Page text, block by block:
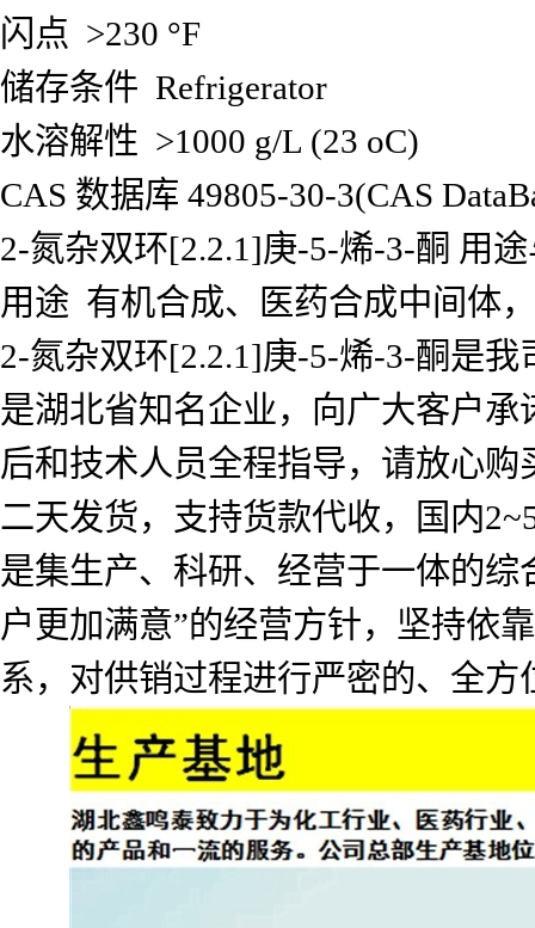
闪点 >230 °F
储存条件 Refrigerator
水溶解性 >1000 g/L (23 oC)
CAS 数据库 49805-30-3(CAS
2-氮杂双环[2.2.1]庚-5-烯-3-酮 用
用途 有机合成、医药合成中间体
2-氮杂双环[2.2.1]庚-5-烯-3-酮是
是湖北省知名企业，向广大客户
后和技术人员全程指导，请放心
二天发货，支持货款代收，国内
是集生产、科研、经营于一体的
户更加满意”的经营方针，坚持依
系，对供销过程进行严密的、全